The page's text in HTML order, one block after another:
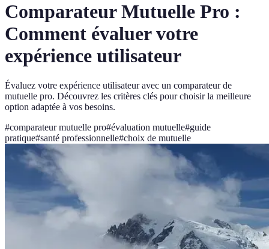
Comparateur Mutuelle Pro :
Comment évaluer votre
expérience utilisateur
Évaluez votre expérience utilisateur avec un comparateur de
mutuelle pro. Découvrez les critères clés pour choisir la meilleure
option adaptée à vos besoins.
#comparateur mutuelle pro#évaluation mutuelle#guide
pratique#santé professionnelle#choix de mutuelle